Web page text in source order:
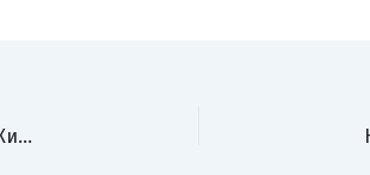
Повернення Нелі Куковальської: нова доба для «Софії Київської»